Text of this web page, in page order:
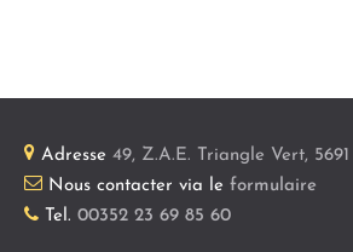
Adresse 49, Z.A.E. Triangle Vert, 5691
Nous contacter via le formulaire
Tel. 00352 23 69 85 60